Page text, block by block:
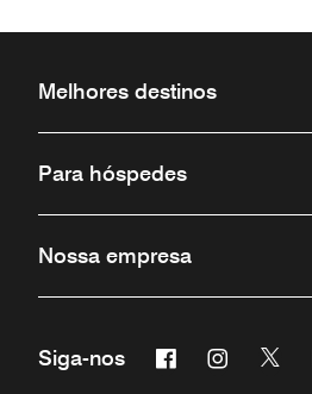
Melhores destinos
Para hóspedes
Nossa empresa
Siga-nos Facebook